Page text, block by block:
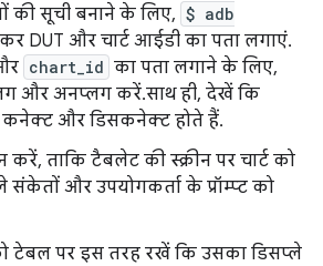
की सूची बनाने के लिए, $ adb
DUT और चार्ट आईडी का पता लगाएं.
chart_id का पता लगाने के लिए,
और अनप्लग करें. साथ ही, देखें कि
कनेक्ट और डिसकनेक्ट होते हैं.
करें, ताकि टैबलेट की स्क्रीन पर चार्ट को
संकेतों और उपयोगकर्ता के प्रॉम्प्ट को
टेबल पर इस तरह रखें कि उसका डिसप्ले